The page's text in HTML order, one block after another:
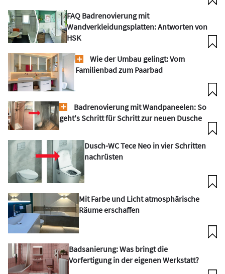
FAQ Badrenovierung mit
Wandverkleidungsplatten: Antworten von
HSK
Wie der U mbau gelingt: Vom
Familienbad zum Paarbad
Badrenovierung mit Wandpaneelen: So
geht's Schritt für Schritt zur neuen Dusche
Dusch-WC Tece Neo in vier Schritten
nachrüsten
Mit Farbe und Licht atmosphärische
Räume erschaffen
Badsanierung: Was bringt die
Vorfertigung in der eigenen Werkstatt?